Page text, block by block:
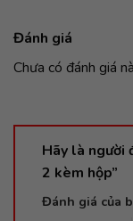
Đánh giá
Chưa có đánh giá
Hãy là người
2 kèm hộp”
Đánh giá của